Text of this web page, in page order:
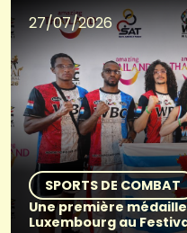
27/07/2026
SPORTS DE COMBAT
Une première
Luxembourg au